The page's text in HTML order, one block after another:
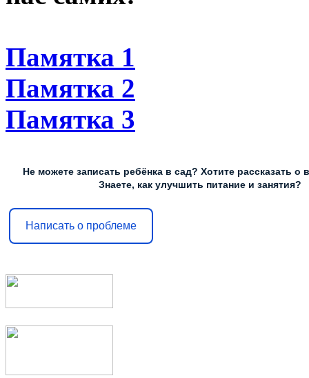
Памятка 1
Памятка 2
Памятка 3
Не можете записать ребёнка в сад? Хотите рассказать о
Знаете, как улучшить питание и занятия?
Написать о проблеме